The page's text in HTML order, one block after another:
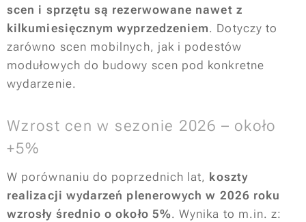
scen i sprzętu są rezerwowane nawet z
kilkumiesięcznym wyprzedzeniem. Dotyczy to
zarówno scen mobilnych, jak i podestów
modułowych do budowy scen pod konkretne
wydarzenie.
Wzrost cen w sezonie 2026 – około
+5%
W porównaniu do poprzednich lat, koszty
realizacji wydarzeń plenerowych w 2026 roku
wzrosły średnio o około 5%. Wynika to m.in. z: